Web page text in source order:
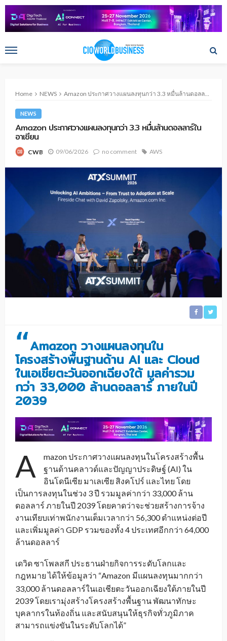
Home NEWS Amazon ประกาศวางแผนลงทุนกว่า 3.3 หมื่นล้านดอลลาร์ในอาเซียน
NEWS
Amazon ประกาศวางแผนลงทุนกว่า 3.3 หมื่นล้านดอลลาร์ใน
อาเซียน
CWB 09/06/2026 no comment AWS
“Amazon วางแผนลงทุนใน
โครงสร้างพื้นฐานด้าน AI และ Cloud
ในเอเชียตะวันออกเฉียงใต้ มูลค่ารวม
กว่า 33,000 ล้านดอลลาร์ ภายในปี
2039
A
mazon ประกาศวางแผนลงทุนในโครงสร้างพื้น
ฐานด้านคลาวด์และปัญญาประดิษฐ์ (AI) ใน
อินโดนีเซีย มาเลเซีย สิงคโปร์ และไทย โดย
เป็นการลงทุนในช่วง 3 ปี รวมมูลค่ากว่า 33,000 ล้าน
ดอลลาร์ ภายในปี 2039 โดยคาดว่าจะช่วยสร้างการจ้าง
งานเทียบเท่าพนักงานเต็มเวลากว่า 56,300 ตำแหน่งต่อปี
และเพิ่มมูลค่า GDP รวมของทั้ง 4 ประเทศอีกกว่า 64,000
ล้านดอลลาร์
เดวิด ซาโพลสกี ประธานฝ่ายกิจการระดับโลกและ
กฎหมาย ได้ให้ข้อมูลว่า “Amazon มีแผนลงทุนมากกว่า
33,000 ล้านดอลลาร์ในเอเชียตะวันออกเฉียงใต้ภายในปี
2039 โดยเรามุ่งสร้างโครงสร้างพื้นฐาน พัฒนาทักษะ
บุคลากรในท้องถิ่น และสนับสนุนให้ธุรกิจทั่วภูมิภาค
สามารถแข่งขันในระดับโลกได้”